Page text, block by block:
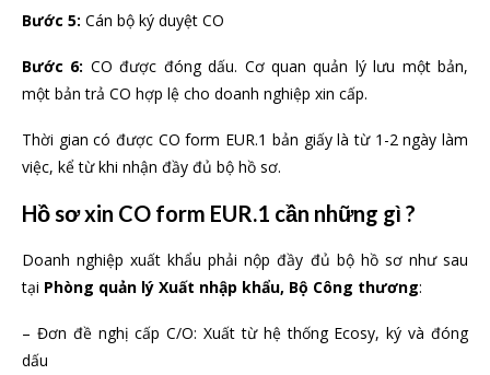
Bước 5: Cán bộ ký duyệt CO
Bước 6: CO được đóng dấu. Cơ quan quản lý lưu một bản,
một bản trả CO hợp lệ cho doanh nghiệp xin cấp.
Thời gian có được CO form EUR.1 bản giấy là từ 1-2 ngày làm
việc, kể từ khi nhận đầy đủ bộ hồ sơ.
Hồ sơ xin CO form EUR.1 cần những gì ?
Doanh nghiệp xuất khẩu phải nộp đầy đủ bộ hồ sơ như sau
tại Phòng quản lý Xuất nhập khẩu, Bộ Công thương:
– Đơn đề nghị cấp C/O: Xuất từ hệ thống Ecosy, ký và đóng
dấu